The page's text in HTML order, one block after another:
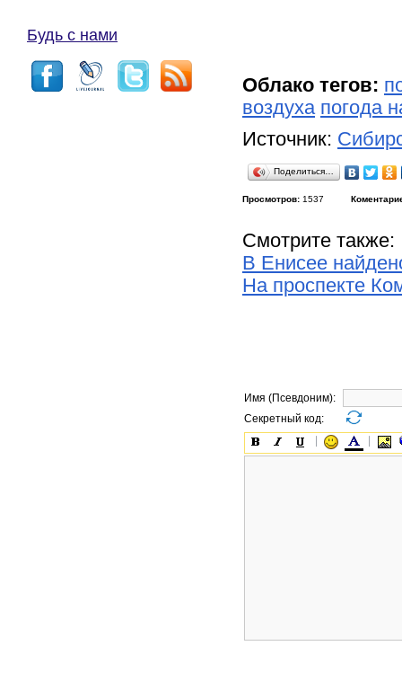
Будь с нами
Облако тегов:
воздуха погода
Источник:
Поделиться…
Просмотров: 1537
Смотрите также:
В Енисее
На проспекте
Имя (Псевдоним):
Секретный код: